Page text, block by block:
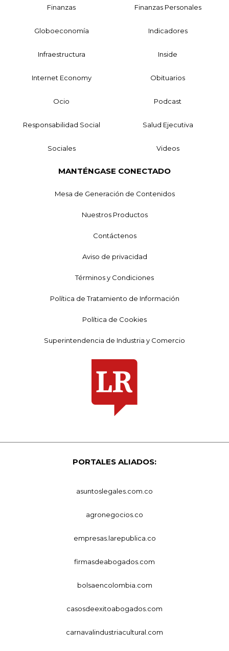
Finanzas Finanzas Personales
Globoeconomía Indicadores
Infraestructura Inside
Internet Economy Obituarios
Ocio Podcast
Responsabilidad Social Salud Ejecutiva
Sociales Videos
MANTÉNGASE CONECTADO
Mesa de Generación de Contenidos
Nuestros Productos
Contáctenos
Aviso de privacidad
Términos y Condiciones
Política de Tratamiento de Información
Política de Cookies
Superintendencia de Industria y Comercio
PORTALES ALIADOS:
asuntoslegales.com.co
agronegocios.co
empresas.larepublica.co
firmasdeabogados.com
bolsaencolombia.com
casosdeexitoabogados.com
carnavalindustriacultural.com